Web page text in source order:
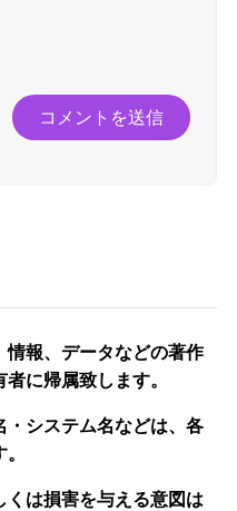
情報、データなどの著作
に帰属致します。
システム名などは、各
は損害を与える意図は